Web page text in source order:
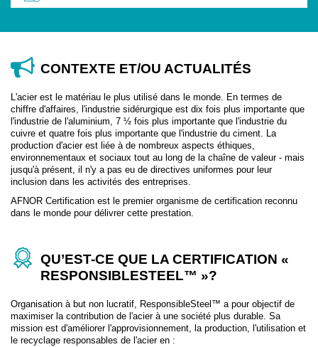
CONTEXTE ET/OU ACTUALITÉS
L'acier est le matériau le plus utilisé dans le monde. En termes de
chiffre d'affaires, l'industrie sidérurgique est dix fois plus importante que
l'industrie de l'aluminium, 7 ½ fois plus importante que l'industrie du
cuivre et quatre fois plus importante que l'industrie du ciment. La
production d'acier est liée à de nombreux aspects éthiques,
environnementaux et sociaux tout au long de la chaîne de valeur - mais
jusqu'à présent, il n'y a pas eu de directives uniformes pour leur
inclusion dans les activités des entreprises.
AFNOR Certification est le premier organisme de certification reconnu
dans le monde pour délivrer cette prestation.
QU’EST-CE QUE LA CERTIFICATION «
RESPONSIBLESTEEL™ »?
Organisation à but non lucratif, ResponsibleSteel™ a pour objectif de
maximiser la contribution de l'acier à une société plus durable. Sa
mission est d'améliorer l'approvisionnement, la production, l'utilisation et
le recyclage responsables de l'acier en :